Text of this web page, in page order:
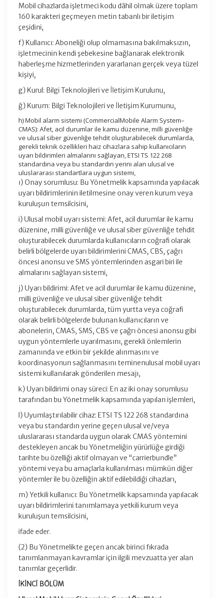
Mobil cihazlarda işletmeci kodu dâhil olmak üzere toplam
160 karakteri geçmeyen metin tabanlı bir iletişim
çeşidini,
f) Kullanıcı: Aboneliği olup olmamasına bakılmaksızın,
işletmecinin kendi şebekesine bağlanarak elektronik
haberleşme hizmetlerinden yararlanan gerçek veya tüzel
kişiyi,
g) Kurul: Bilgi Teknolojileri ve İletişim Kurulunu,
ğ) Kurum: Bilgi Teknolojileri ve İletişim Kurumunu,
h) Mobil alarm sistemi (CommercialMobile Alarm System–
CMAS): Afet, acil durumlar ile kamu düzenine, milli güvenliğe
ve ulusal siber güvenliğe tehdit oluşturabilecek durumlarda,
gerekli teknik özellikleri haiz cihazlara sahip kullanıcıların
uyarı bildirimleri almalarını sağlayan, ETSI TS 122 268
standardına veya bu standardın yerini alan ulusal ve
uluslararası standartlara uygun sistemi,
ı) Onay sorumlusu: Bu Yönetmelik kapsamında yapılacak
uyarı bildirimlerinin iletilmesine onay veren kurum veya
kuruluşun temsilcisini,
i) Ulusal mobil uyarı sistemi: Afet, acil durumlar ile kamu
düzenine, milli güvenliğe ve ulusal siber güvenliğe tehdit
oluşturabilecek durumlarda kullanıcıların coğrafi olarak
belirli bölgelerde uyarı bildirimlerini CMAS, CBS, çağrı
öncesi anonsu ve SMS yöntemlerinden asgari biri ile
almalarını sağlayan sistemi,
j) Uyarı bildirimi: Afet ve acil durumlar ile kamu düzenine,
milli güvenliğe ve ulusal siber güvenliğe tehdit
oluşturabilecek durumlarda, tüm yurtta veya coğrafi
olarak belirli bölgelerde bulunan kullanıcıların ve
abonelerin, CMAS, SMS, CBS ve çağrı öncesi anonsu gibi
uygun yöntemlerle uyarılmasını, gerekli önlemlerin
zamanında ve etkin bir şekilde alınmasını ve
koordinasyonun sağlanmasını teminenulusal mobil uyarı
sistemi kullanılarak gönderilen mesajı,
k) Uyarı bildirimi onay süreci: En az iki onay sorumlusu
tarafından bu Yönetmelik kapsamında yapılan işlemleri,
l) Uyumlaştırılabilir cihaz: ETSI TS 122 268 standardına
veya bu standardın yerine geçen ulusal ve/veya
uluslararası standarda uygun olarak CMAS yöntemini
destekleyen ancak bu Yönetmeliğin yürürlüğe girdiği
tarihte bu özelliği aktif olmayan ve “carrierbundle”
yöntemi veya bu amaçlarla kullanılması mümkün diğer
yöntemler ile bu özelliğin aktif edilebildiği cihazları,
m) Yetkili kullanıcı: Bu Yönetmelik kapsamında yapılacak
uyarı bildirimlerini tanımlamaya yetkili kurum veya
kuruluşun temsilcisini,
ifade eder.
(2) Bu Yönetmelikte geçen ancak birinci fıkrada
tanımlanmayan kavramlar için ilgili mevzuatta yer alan
tanımlar geçerlidir.
İKİNCİ BÖLÜM